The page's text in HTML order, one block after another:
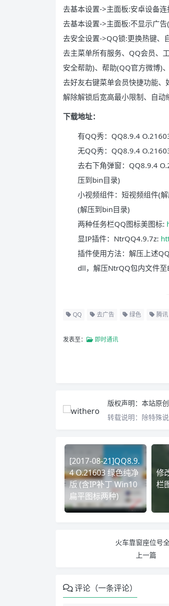
去基本设置->主面板:安卓设备
去基本设置->主面板:不显示广
去安全设置->QQ锁:更换热键、
去主菜单所有服务、QQ会员、
安全帮助)、帮助(QQ官方微博)
去好友右键菜单会员快捷功能
解除解锁后宽高最小限制、自动
下载地址：
有QQ秀：QQ8.9.4
无QQ秀：QQ8.9.4
去右下角弹窗：QQ8.9.4
压到bin目录)
小视频组件：短视频组件(
(解压到bin目录)
两种​任务栏QQ图标美图标:
显IP插件：NtrQQ4.9.7z:
插件使用方法：解压上述
dll，解压NtrQQ包内文件至
QQ 去广告 绿色 腾讯
发表至： 即时通讯
版权声明： 本站原
转载说明： 除特殊
[2017-08-21]QQ8.9.
4 O.21603 绿色纯净
版 (含IP补丁 Win10
扁平图标两种)
修
栏
火车靠窗座位号
上一篇
评论（一条评论）